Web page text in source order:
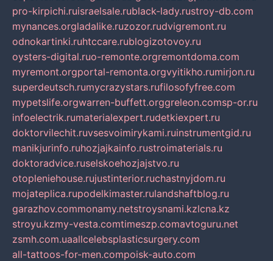
pro-kirpichi.ruisraelsale.rublack-lady.rustroy-db.com
mynances.orgladalike.ruzozor.rudvigremont.ru
odnokartinki.ruhtccare.rublogizotovoy.ru
oysters-digital.ruo-remonte.orgremontdoma.com
myremont.orgportal-remonta.orgvyitikho.rumirjon.ru
superdeutsch.rumycrazystars.rufilosofyfree.com
mypetslife.orgwarren-buffett.orggreleon.comsp-or.ru
infoelectrik.rumaterialexpert.rudetkiexpert.ru
doktorvilechit.ruvsesvoimirykami.ruinstrumentgid.ru
manikjurinfo.ruhozjajkainfo.rustroimaterials.ru
doktoradvice.ruselskoehozjajstvo.ru
otopleniehouse.rujustinterior.ruchastnyjdom.ru
mojateplica.rupodelkimaster.rulandshaftblog.ru
garazhov.commonamy.netstroysnami.kzlcna.kz
stroyu.kzmy-vesta.comtimeszp.comavtoguru.net
zsmh.com.uaallcelebsplasticsurgery.com
all-tattoos-for-men.compoisk-auto.com